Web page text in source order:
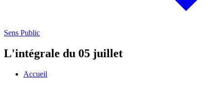
Sens Public
L'intégrale du 05 juillet
Accueil